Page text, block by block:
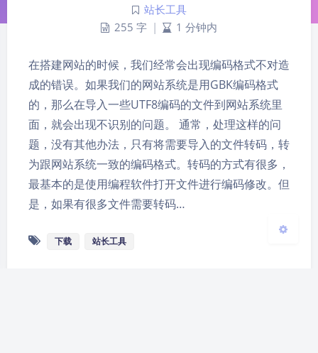
夜间模式
Sans Serif Serif
浅阴影 深阴影
关闭 日落 暗化 灰度
站长工具
255 字 | 1 分钟内
在搭建网站的时候，我们经常会出现编码格式不对造
成的错误。如果我们的网站系统是用GBK编码格式
的，那么在导入一些UTF8编码的文件到网站系统里
面，就会出现不识别的问题。 通常，处理这样的问
题，没有其他办法，只有将需要导入的文件转码，转
为跟网站系统一致的编码格式。转码的方式有很多，
最基本的是使用编程软件打开文件进行编码修改。但
是，如果有很多文件需要转码…
下载 站长工具